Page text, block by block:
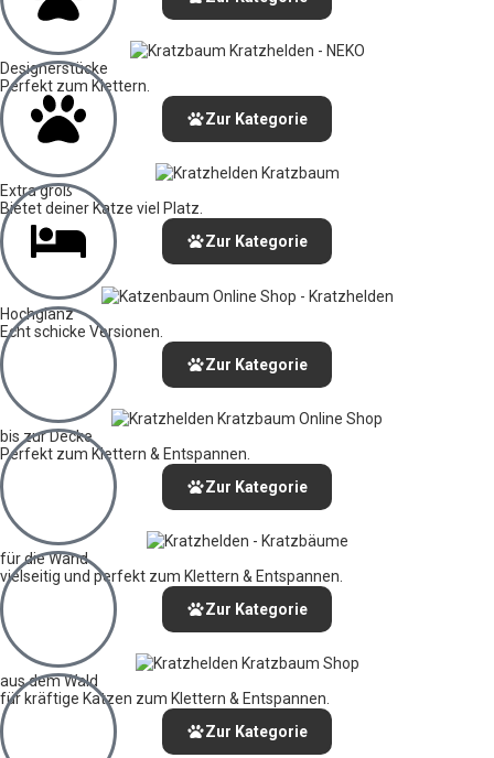
Designerstücke
Perfekt zum Klettern.
Zur Kategorie
Extra groß
Bietet deiner Katze viel Platz.
Zur Kategorie
Hochglanz
Echt schicke Versionen.
Zur Kategorie
bis zur Decke
Perfekt zum Klettern & Entspannen.
Zur Kategorie
für die Wand
vielseitig und perfekt zum Klettern & Entspannen.
Zur Kategorie
aus dem Wald
für kräftige Katzen zum Klettern & Entspannen.
Zur Kategorie